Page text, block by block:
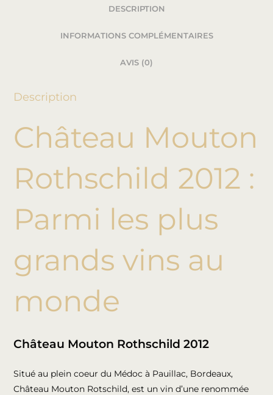
DESCRIPTION
INFORMATIONS COMPLÉMENTAIRES
AVIS (0)
Description
Château Mouton
Rothschild 2012 :
Parmi les plus
grands vins au
monde
Château Mouton Rothschild 2012
Situé au plein coeur du Médoc à Pauillac, Bordeaux,
Château Mouton Rotschild, est un vin d’une renommée